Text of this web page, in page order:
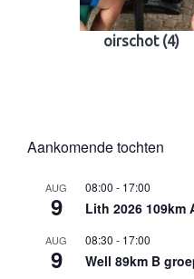
oirschot (4)
Aankomende tochten
AUG
9
08:00 - 17:00
Lith 2026 109km
AUG
9
08:30 - 17:00
Well 89km B